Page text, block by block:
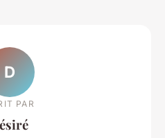
D
PAR